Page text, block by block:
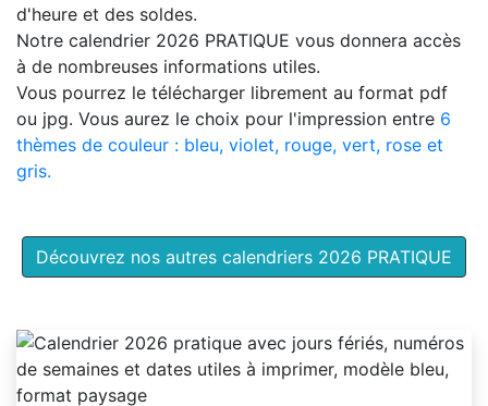
d'heure et des soldes.
Notre calendrier 2026 PRATIQUE vous donnera accès
à de nombreuses informations utiles.
Vous pourrez le télécharger librement au format pdf
ou jpg. Vous aurez le choix pour l'impression entre 6
thèmes de couleur : bleu, violet, rouge, vert, rose et
gris.
Découvrez nos autres calendriers 2026 PRATIQUE